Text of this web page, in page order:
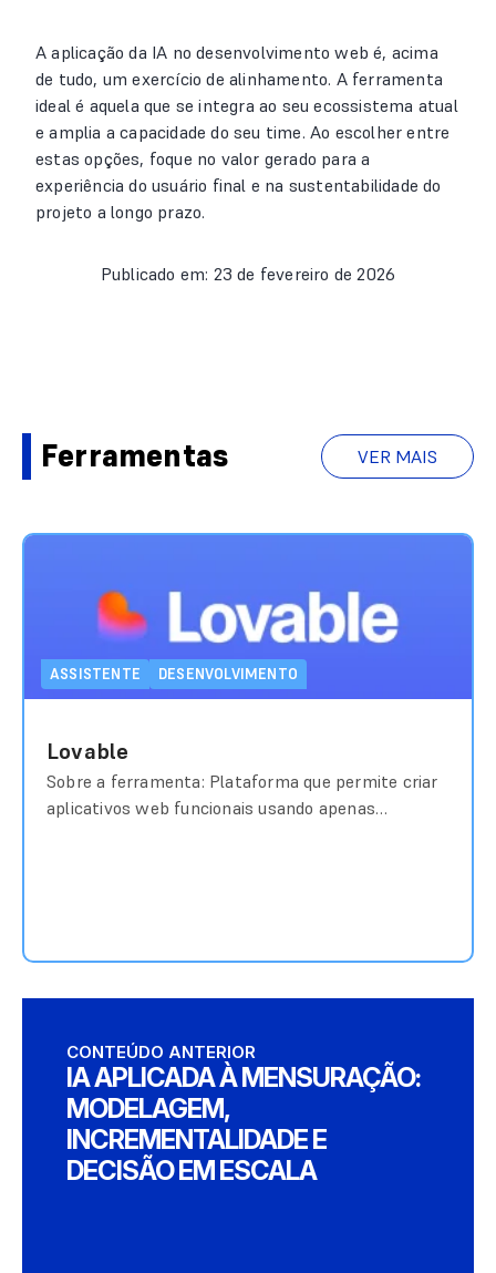
A aplicação da IA no desenvolvimento web é, acima
de tudo, um exercício de alinhamento. A ferramenta
ideal é aquela que se integra ao seu ecossistema atual
e amplia a capacidade do seu time. Ao escolher entre
estas opções, foque no valor gerado para a
experiência do usuário final e na sustentabilidade do
projeto a longo prazo.
Publicado em: 23 de fevereiro de 2026
Ferramentas VER MAIS
ASSISTENTE DESENVOLVIMENTO
Lovable
Sobre a ferramenta: Plataforma que permite criar
aplicativos web funcionais usando apenas
CONTEÚDO ANTERIOR
IA APLICADA À MENSURAÇÃO:
MODELAGEM,
INCREMENTALIDADE E
DECISÃO EM ESCALA